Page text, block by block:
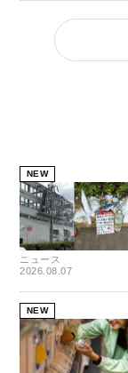
NEW
ニュース
2026.08.07
NEW